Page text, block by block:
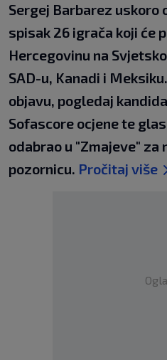
Sergej Barbarez uskoro
spisak 26 igrača koji će
Hercegovinu na
SAD-u, Kanadi i
objavu, pogledaj
Sofascore ocjene te
odabrao u "Zmajeve" za
pozornicu. Pročitaj više